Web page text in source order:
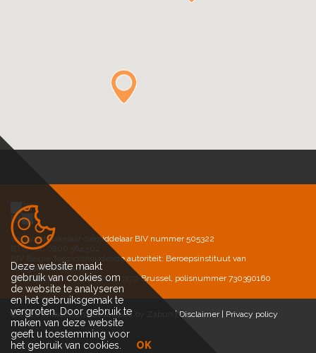
Vastgoedmakelaar-bemiddelaar BIV nummer 505322
BTW-BE 0806.564.502
BIV België Toezichthoudende autoriteit: Beroepsinstituut van
Vastgoedmakelaars
AXA BELGIUM, Vorstlaan 25, 1170 Brussel, polisnummer 730390160
© 2026 Immolution |Developed by Zabun | Disclaimer| Privacy policy
Deze website maakt
gebruik van cookies om
de website te analyseren
en het gebruiksgemak te
vergroten. Door gebruik te
maken van deze website
geeft u toestemming voor
het gebruik van cookies.
OK